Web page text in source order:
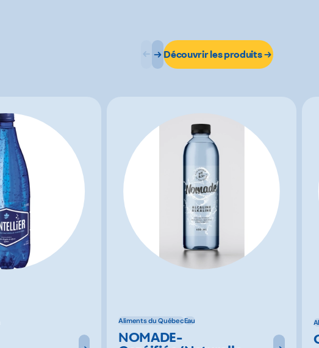
Découvrir les produits
Aliments du QuébecEau
NOMADE-